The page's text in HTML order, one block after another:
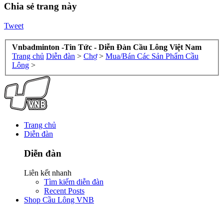
Chia sẻ trang này
Tweet
Vnbadminton -Tin Tức - Diễn Đàn Cầu Lông Việt Nam
Trang chủ Diễn đàn > Chợ > Mua/Bán Các Sản Phẩm Cầu
Lông >
Trang chủ
Diễn đàn
Diễn đàn
Liên kết nhanh
Tìm kiếm diễn đàn
Recent Posts
Shop Cầu Lông VNB